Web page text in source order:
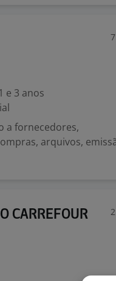
e 3 anos
a fornecedores,
arquivos,
CARREFOUR